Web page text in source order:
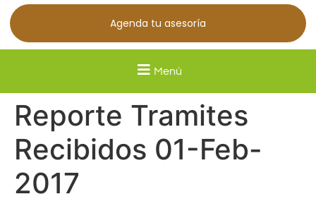
Agenda tu asesoría
Menú
Reporte Tramites
Recibidos 01-Feb-
2017